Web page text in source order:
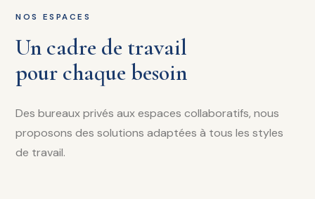
NOS ESPACES
Un cadre de travail
pour chaque besoin
Des bureaux privés aux espaces collaboratifs, nous
proposons des solutions adaptées à tous les styles
de travail.